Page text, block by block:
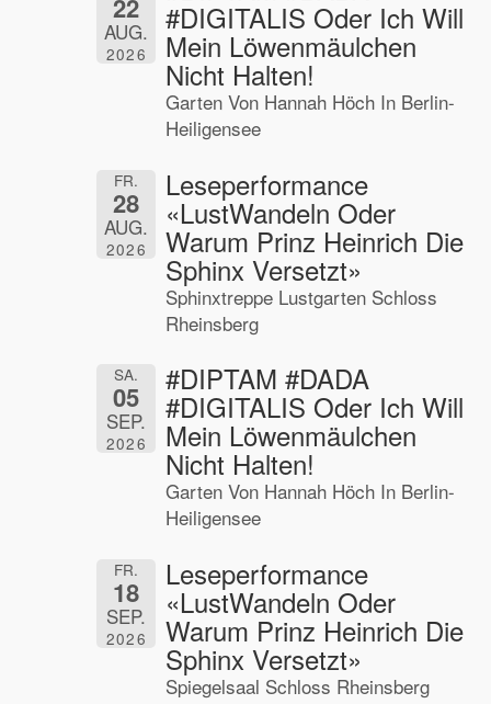
22
AUG.
2026
#DIGITALIS Oder Ich Will
Mein Löwenmäulchen
Nicht Halten!
Garten Von Hannah Höch In Berlin-
Heiligensee
FR.
28
AUG.
2026
Leseperformance
«LustWandeln Oder
Warum Prinz Heinrich Die
Sphinx Versetzt»
Sphinxtreppe Lustgarten Schloss
Rheinsberg
SA.
05
SEP.
2026
#DIPTAM #DADA
#DIGITALIS Oder Ich Will
Mein Löwenmäulchen
Nicht Halten!
Garten Von Hannah Höch In Berlin-
Heiligensee
FR.
18
SEP.
2026
Leseperformance
«LustWandeln Oder
Warum Prinz Heinrich Die
Sphinx Versetzt»
Spiegelsaal Schloss Rheinsberg